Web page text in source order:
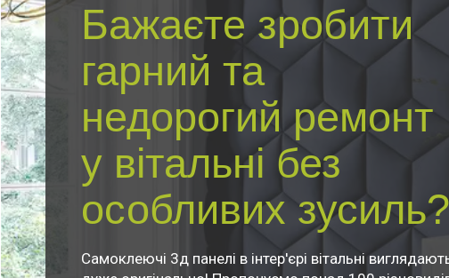
Бажаєте зробити
гарний та
недорогий ремонт
у вітальні без
особливих зусиль?
Самоклеючі 3д панелі в інтер'єрі вітальні